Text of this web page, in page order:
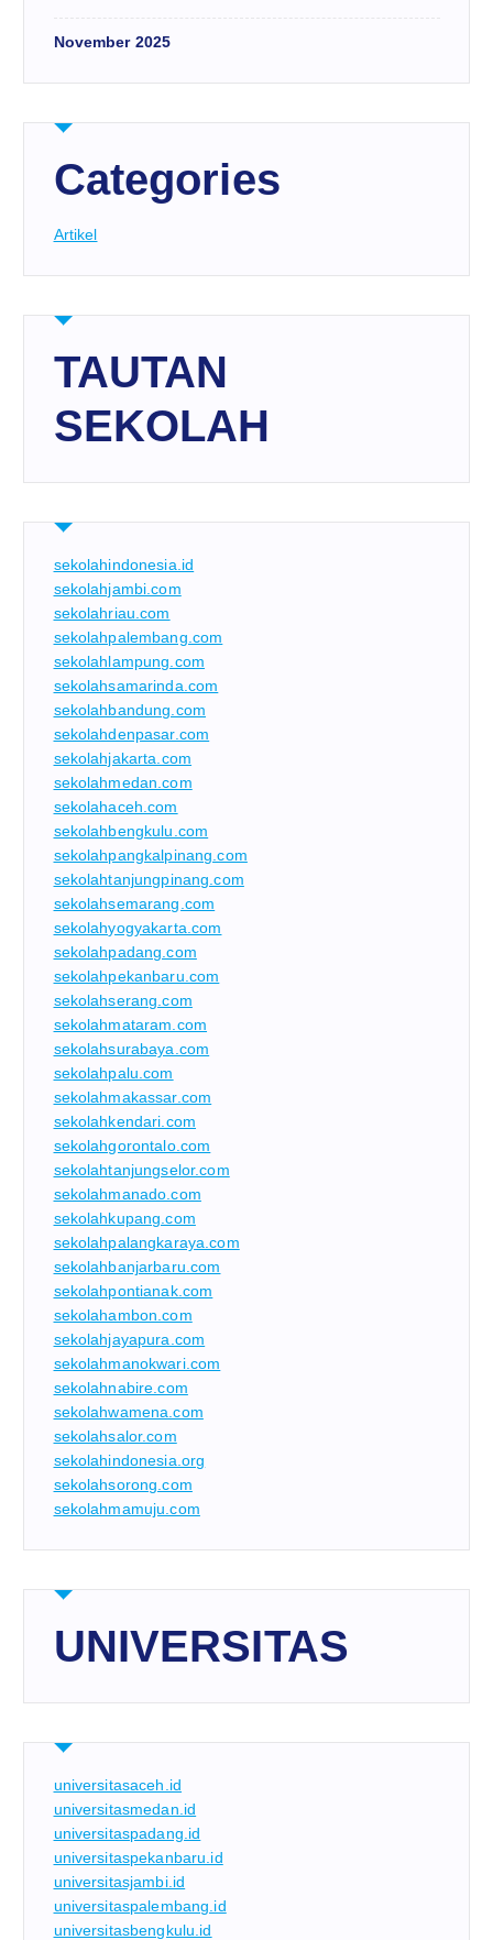
November 2025
Categories
Artikel
TAUTAN
SEKOLAH
sekolahindonesia.id
sekolahjambi.com
sekolahriau.com
sekolahpalembang.com
sekolahlampung.com
sekolahsamarinda.com
sekolahbandung.com
sekolahdenpasar.com
sekolahjakarta.com
sekolahmedan.com
sekolahaceh.com
sekolahbengkulu.com
sekolahpangkalpinang.com
sekolahtanjungpinang.com
sekolahsemarang.com
sekolahyogyakarta.com
sekolahpadang.com
sekolahpekanbaru.com
sekolahserang.com
sekolahmataram.com
sekolahsurabaya.com
sekolahpalu.com
sekolahmakassar.com
sekolahkendari.com
sekolahgorontalo.com
sekolahtanjungselor.com
sekolahmanado.com
sekolahkupang.com
sekolahpalangkaraya.com
sekolahbanjarbaru.com
sekolahpontianak.com
sekolahambon.com
sekolahjayapura.com
sekolahmanokwari.com
sekolahnabire.com
sekolahwamena.com
sekolahsalor.com
sekolahindonesia.org
sekolahsorong.com
sekolahmamuju.com
UNIVERSITAS
universitasaceh.id
universitasmedan.id
universitaspadang.id
universitaspekanbaru.id
universitasjambi.id
universitaspalembang.id
universitasbengkulu.id